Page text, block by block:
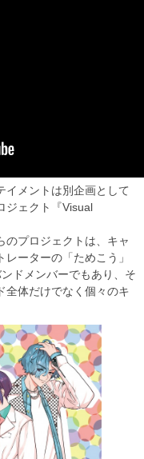
イメントは別企画として
ジェクト『Visual
のプロジェクトは、キャ
ーターの「ためこう」
ドメンバーでもあり、そ
全体だけでなく個々のキ